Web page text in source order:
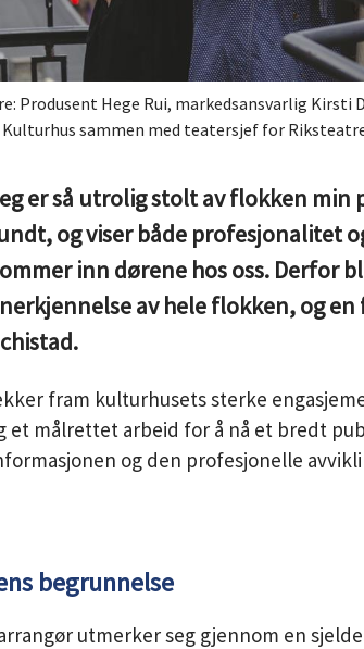
Produsent Hege Rui, markedsansvarlig Kirsti
sammen med teatersjef for
er så utrolig stolt av flokken
og viser både profesjonalitet
inn dørene hos oss. Derfor
av hele flokken, og
fram kulturhusets sterke
et målrettet arbeid for å nå et bredt
og den profesjonelle
begrunnelse
utmerker seg gjennom en